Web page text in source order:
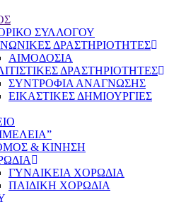
ΣΥΛΛΟΓΟΥ
ΔΡΑΣΤΗΡΙΟΤΗΤΕΣ
ΑΙΜΟΔΟΣΙΑ
ΔΡΑΣΤΗΡΙΟΤΗΤΕΣ
ΣΥΝΤΡΟΦΙΑ ΑΝΑΓΝΩΣΗΣ
ΕΙΚΑΣΤΙΚΕΣ ΔΗΜΙΟΥΡΓΙΕΣ
& ΚΙΝΗΣΗ
ΓΥΝΑΙΚΕΙΑ ΧΟΡΩΔΙΑ
ΠΑΙΔΙΚΗ ΧΟΡΩΔΙΑ